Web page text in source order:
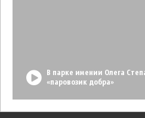
В парке имении Олега
«паровозик добра»